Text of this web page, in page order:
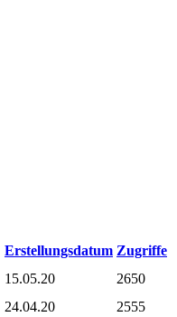
Erstellungsdatum Zugriffe
15.05.20
2650
24.04.20
2555